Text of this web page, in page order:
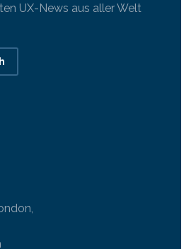
UX-News aus aller Welt